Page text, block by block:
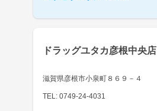
ドラッグユタカ彦根中央店
滋賀県彦根市小泉町８６９－４
TEL: 0749-24-4031